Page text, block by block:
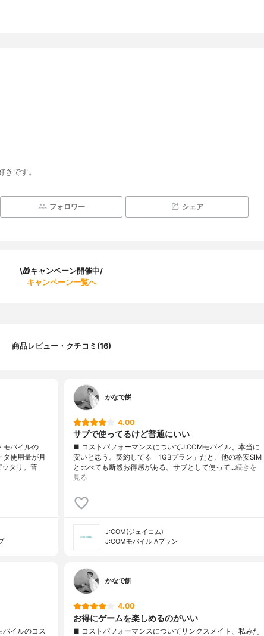
です。
フォロワー シェア
\🎁キャンペーン開催中/
キャンペーン一覧へ
商品レビュー・クチコミ(16)
モバイルの
タ使用量が月
タリ。普
かなで餅
4.00
サブで使ってるけど普通にいい
■ コストパフォーマンスについてJ:COMモバイル、本当に
安いと思う。契約してる「1GBプラン」だと、他の格安SIM
と比べても断然お得感がある。サブとして使って…続きを
見る
J:COM(ジェイコム)
J:COMモバイル Aプラン
バイルのコス
かなで餅
4.00
お得にゲームを楽しめるのがいい
■ コストパフォーマンスについてリンクスメイト、私みた